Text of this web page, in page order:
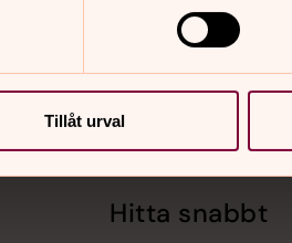
Tillåt urval
Hitta snabbt